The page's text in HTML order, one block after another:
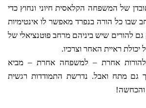
של המשפחה הקלאסית חיוני ונחוץ כדי
שבו כל הורה בנפרד מאפשר לו אינטימיות
גם להורים שיש ביניהם מרחב פוטנציאלי של
ראיית האחר וצרכיו.
להורות אחרת – למשפחה אחרת – מביא
גם מתח ואבל. נדרשת התמודדות רגשית
והכחשה!